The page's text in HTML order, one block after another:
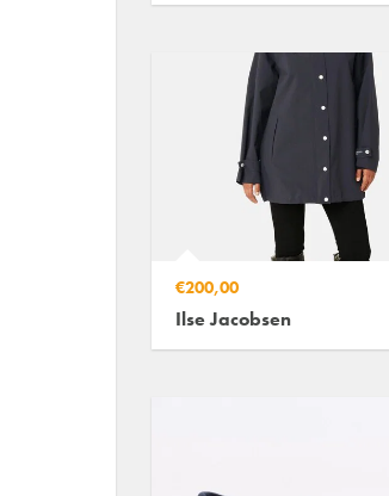
€200,00
Ilse Jacobsen